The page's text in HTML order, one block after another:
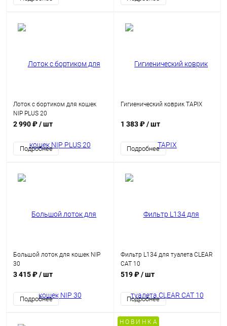
Лоток с бортиком для кошек
NIP PLUS 20
2 990 ₽/ шт
Подробнее
Гигиенический коврик TAPIX
1 383 ₽/ шт
Подробнее
Большой лоток для кошек NIP
30
3 415 ₽/ шт
Подробнее
Фильтр L134 для туалета CLEAR
CAT 10
519 ₽/ шт
Подробнее
Н О В И Н К А